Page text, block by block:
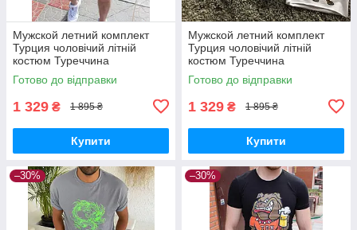
Мужской летний комплект
Турция чоловічий літній
костюм Туреччина
Готово до відправки
1 329 ₴ 1 895 ₴
Купити
Мужской летний комплект
Турция чоловічий літній
костюм Туреччина
Готово до відправки
1 329 ₴ 1 895 ₴
Купити
–30% –30%